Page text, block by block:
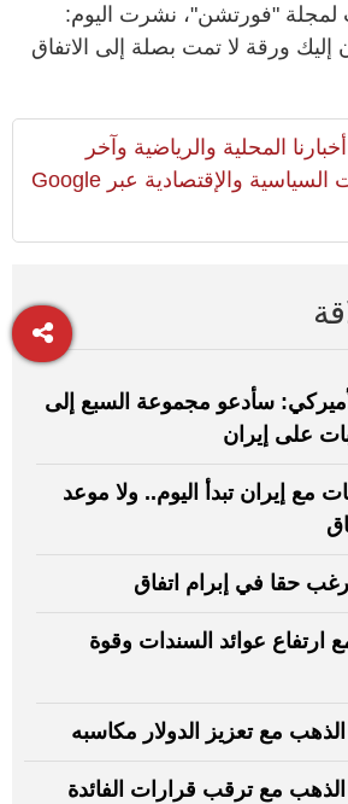
‌لمجلة "فورتشن"، نشرت ​اليوم:
⁠إليك ورقة ⁠لا ⁠تمت بصلة إلى الاتفاق
المحلية والرياضية وآخر
المستجدات السياسية والإقتصادية عبر Google
سأدعو مجموعة السبع إلى
على إيران
مع إيران تبدأ اليوم.. ولا موعد
حقا في إبرام اتفاق
ارتفاع عوائد السندات وقوة
مع تعزيز الدولار مكاسبه
مع ترقب قرارات الفائدة